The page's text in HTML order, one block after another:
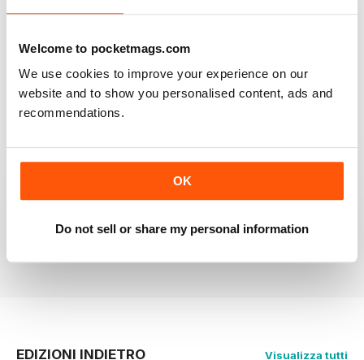
Welcome to pocketmags.com
We use cookies to improve your experience on our
website and to show you personalised content, ads and
recommendations.
OK
Do not sell or share my personal information
2
VISUALIZZA LE RECENSIONI
EDIZIONI INDIETRO Visualizza tutti